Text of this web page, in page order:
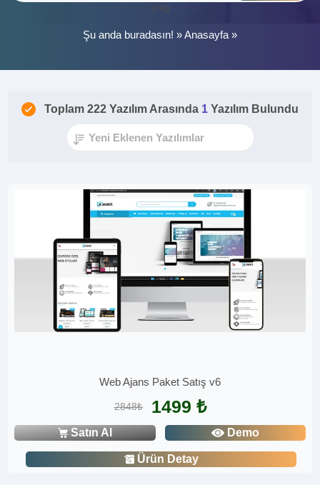
ytag
Şu anda buradasın! »Anasayfa »
Toplam 222 Yazılım Arasında 1 Yazılım Bulundu
Web Ajans Paket Satış v6
2848₺ 1499 ₺
Satın Al Demo
Ürün Detay